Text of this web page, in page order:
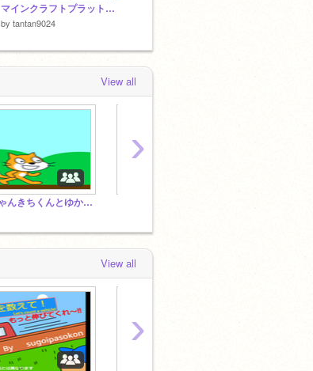
マインクラフトプラットフォーマー オーバーワールド
by tantan9024
View all
アニメ にゃんきちくんとゆかいな仲間たち
›
View all
›